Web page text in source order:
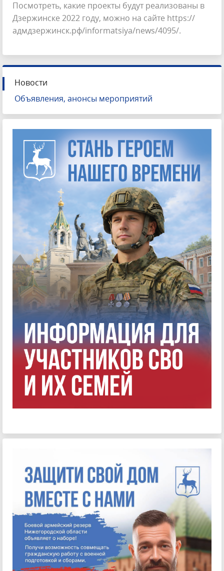
Посмотреть, какие проекты будут реализованы в
Дзержинске 2022 году, можно на сайте https://
адмдзержинск.рф/informatsiya/news/4095/.
Новости
Объявления, анонсы мероприятий